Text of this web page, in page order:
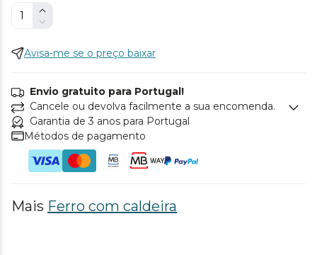
Avisa-me se o preço baixar
Envio gratuito para Portugal!
Cancele ou devolva facilmente a sua encomenda.
Garantia de 3 anos para Portugal
Métodos de pagamento
Mais Ferro com caldeira